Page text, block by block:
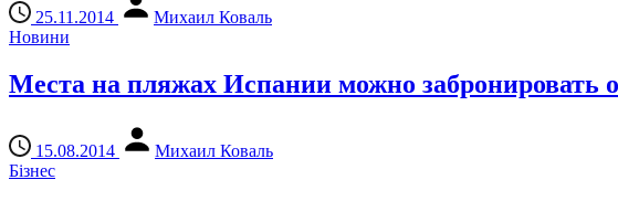
25.11.2014
Михаил Коваль
Новини
Места на пляжах Испании можно забронировать
15.08.2014
Михаил Коваль
Бізнес